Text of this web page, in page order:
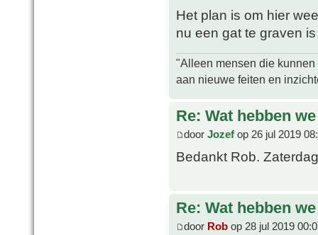
Het plan is om hier
nu een gat te graven
"Alleen mensen die
aan nieuwe feiten en
Re: Wat hebben
door Jozef op 26 jul 2019
Bedankt Rob.
Re: Wat hebben
door Rob op 28 jul 2019